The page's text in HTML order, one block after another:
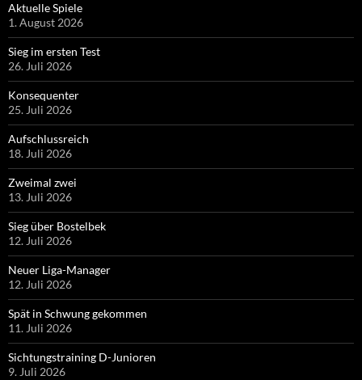
Aktuelle Spiele
1. August 2026
Sieg im ersten Test
26. Juli 2026
Konsequenter
25. Juli 2026
Aufschlussreich
18. Juli 2026
Zweimal zwei
13. Juli 2026
Sieg über Bostelbek
12. Juli 2026
Neuer Liga-Manager
12. Juli 2026
Spät in Schwung gekommen
11. Juli 2026
Sichtungstraining D-Junioren
9. Juli 2026